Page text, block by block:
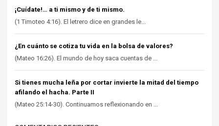
¡Cuídate!… a ti mismo y de ti mismo.
(1 Timoteo 4:16). El letrero dice en grandes le...
¿En cuánto se cotiza tu vida en la bolsa de valores?
(Mateo 16:26). El mundo de hoy saca cuentas de ...
Si tienes mucha leña por cortar invierte la mitad del tiempo
afilando el hacha. Parte II
(Mateo 25:14-30). Continuamos reflexionando en ...